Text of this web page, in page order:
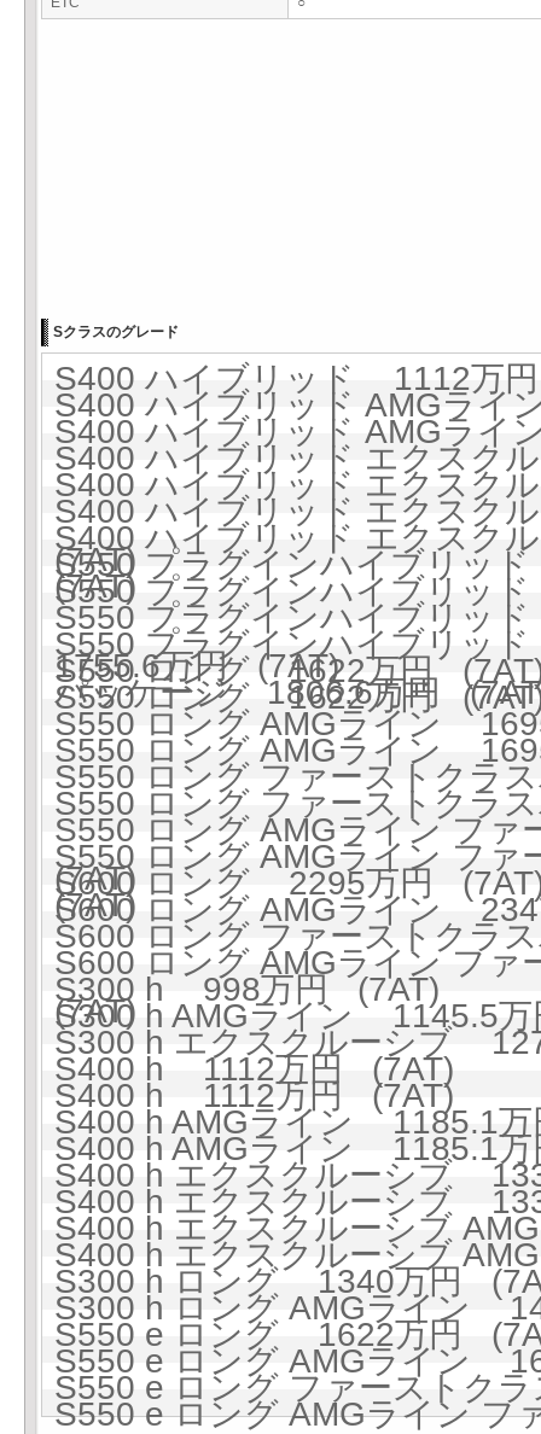
Sクラスのグレード
S400 ハイブリッド 1112万
S400 ハイブリッド AMGラ
S400 ハイブリッド AMGラ
S400 ハイブリッド エクス
S400 ハイブリッド エクス
S400 ハイブリッド エクス
(7AT)
S400 ハイブリッド エクス
(7AT)
S550 プラグインハイブリッ
S550 プラグインハイブリッ
S550 プラグインハイブリッ
1755.6万円 (7AT)
S550 プラグインハイブリッ
パッケージ 1806.6万円
S550 ロング 1622万円
S550 ロング 1622万円
S550 ロング AMGライン
S550 ロング AMGライン
S550 ロング ファーストク
S550 ロング ファーストク
S550 ロング AMGライン フ
(7AT)
S550 ロング AMGライン フ
(7AT)
S600 ロング 2295万円
S600 ロング AMGライン
S600 ロング ファーストク
S600 ロング AMGライン フ
(7AT)
S300 h 998万円 (7AT)
S300 h AMGライン 1145.5
S300 h エクスクルーシブ
S400 h 1112万円 (7AT)
S400 h 1112万円 (7AT)
S400 h AMGライン 1185.1
S400 h AMGライン 1185.1
S400 h エクスクルーシブ
S400 h エクスクルーシブ
S400 h エクスクルーシブ
S400 h エクスクルーシブ
S300 h ロング 1340万円
S300 h ロング AMGライン
S550 e ロング 1622万円
S550 e ロング AMGライン
S550 e ロング ファーストク
S550 e ロング AMGライン